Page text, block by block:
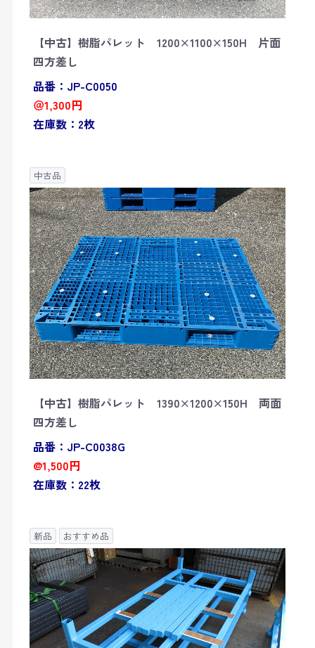
【中古】樹脂パレット 1200×1100×150H 片面
四方差し
品番：JP-C0050
＠1,300円
在庫数：2枚
中古品
【中古】樹脂パレット 1390×1200×150H 両面
四方差し
品番：JP-C0038G
@1,500円
在庫数：22枚
新品 おすすめ品